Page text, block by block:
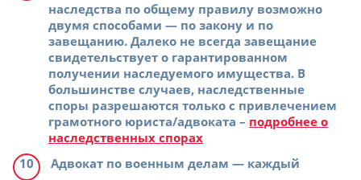
наследства по общему правилу возможно
двумя способами — по закону и по
завещанию. Далеко не всегда завещание
свидетельствует о гарантированном
получении наследуемого имущества. В
большинстве случаев, наследственные
споры разрешаются только с привлечением
грамотного юриста/адвоката – подробнее о
наследственных спорах
Адвокат по военным делам — каждый